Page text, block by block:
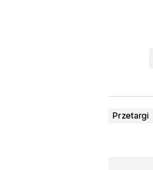
Przetargi